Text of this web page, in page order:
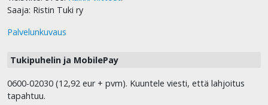
Saaja: Ristin Tuki ry
Palvelunkuvaus
Tukipuhelin ja MobilePay
0600-02030 (12,92 eur + pvm). Kuuntele viesti, että lahjoitus
tapahtuu.